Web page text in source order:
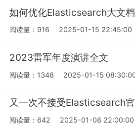
如何优化Elasticsearch大文
阅读量：916 2025-01-15 22:45:00
2023雷军年度演讲全文
阅读量：1348 2025-01-15
又一次不接受Elasticsearch
阅读量：642 2025-01-08 22:00:00